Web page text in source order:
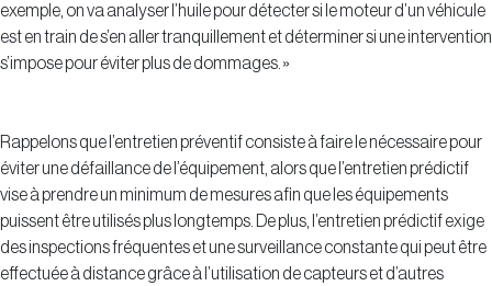
exemple, on va analyser l’huile pour détecter si le moteur d’un véhicule
est en train de s’en aller tranquillement et déterminer si une intervention
s’impose pour éviter plus de dommages. »
Rappelons que l’entretien préventif consiste à faire le nécessaire pour
éviter une défaillance de l’équipement, alors que l’entretien prédictif
vise à prendre un minimum de mesures afin que les équipements
puissent être utilisés plus longtemps. De plus, l’entretien prédictif exige
des inspections fréquentes et une surveillance constante qui peut être
effectuée à distance grâce à l’utilisation de capteurs et d’autres